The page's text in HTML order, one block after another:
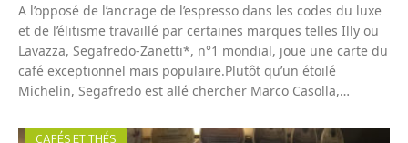
A l’opposé de l’ancrage de l’espresso dans les codes du luxe
et de l’élitisme travaillé par certaines marques telles Illy ou
Lavazza, Segafredo-Zanetti*, n°1 mondial, joue une carte du
café exceptionnel mais populaire.Plutôt qu’un étoilé
Michelin, Segafredo est allé chercher Marco Casolla,…
CAFÉS ET THÉS